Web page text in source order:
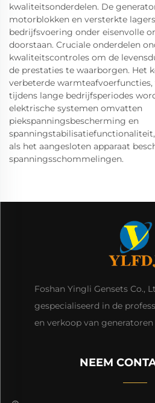
kwaliteitsonderdelen. De
motorblokken en versterkte
bedrijfsvoering onder eisenvolle
doorstaan. Cruciale onderdelen
kwaliteitscontroles om de
de prestaties te waarborgen. Het
verbeterde
tijdens lange bedrijfsperiodes
elektrische systemen omvatten
piekspanningsbescherming en
als het aangesloten apparaat
spanningsschommelingen.
Foshan Yingli Gensets Co.,
gespecialiseerd in de
en verkoop van generatoren
NEEM